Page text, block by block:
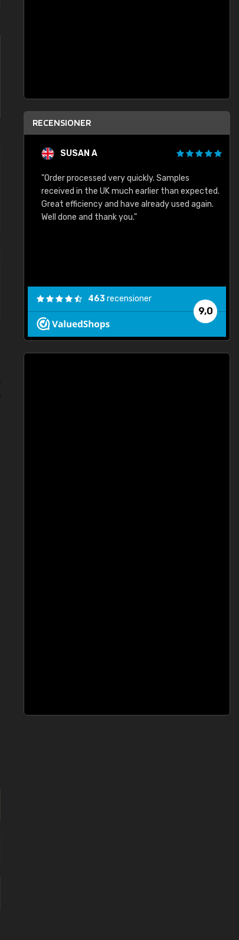
RECENSIONER
SUSAN A
"Order processed very quickly. Samples
received in the UK much earlier than expected.
Great efficiency and have already used again.
Well done and thank you."
9,0
463recensioner